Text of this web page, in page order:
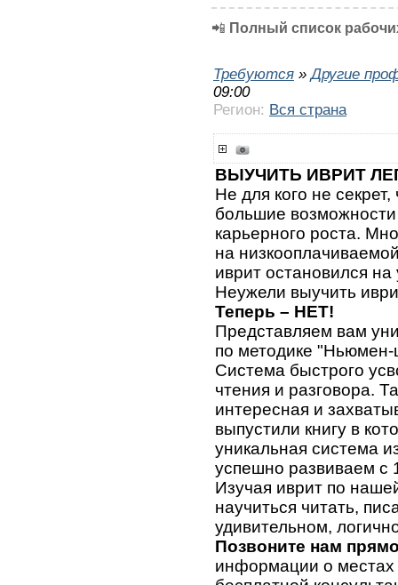
📲 Полный список
Требуются »Другие
09:00
Регион: Вся страна
ВЫУЧИТЬ ИВРИТ
Не для кого не
большие
карьерного роста.
на
иврит остановился
Неужели выучить
Теперь – НЕТ!
Представляем вам
по методике "Ньюмен-
Система быстрого
чтения и разговора.
интересная и
выпустили книгу в
уникальная система
успешно развиваем с
Изучая иврит по
научиться читать,
удивительном,
Позвоните нам
информации о местах